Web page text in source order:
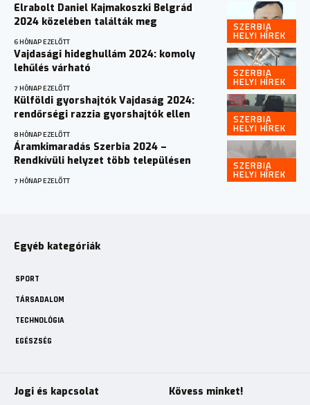
SZERBIA
HELYI HÍREK
Elrabolt Daniel Kajmakoszki Belgrád
2024 közelében találták meg
6 HÓNAP EZELŐTT
SZERBIA
HELYI HÍREK
Vajdasági hideghullám 2024: komoly
lehűlés várható
7 HÓNAP EZELŐTT
SZERBIA
HELYI HÍREK
Külföldi gyorshajtók Vajdaság 2024:
rendőrségi razzia gyorshajtók ellen
8 HÓNAP EZELŐTT
SZERBIA
HELYI HÍREK
Áramkimaradás Szerbia 2024 –
Rendkívüli helyzet több településen
7 HÓNAP EZELŐTT
Egyéb kategóriák
SPORT
TÁRSADALOM
TECHNOLÓGIA
EGÉSZSÉG
Jogi és kapcsolat Kövess minket!